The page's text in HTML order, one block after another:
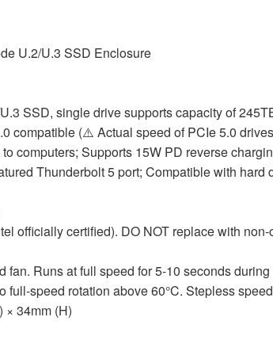
U.2/U.3 SSD Enclosure
SSD, single drive supports capacity of
compatible (⚠️ Actual speed of PCIe 5.0
computers; Supports 15W PD reverse
Thunderbolt 5 port; Compatible with
officially certified). DO NOT replace with
fan. Runs at full speed for 5-10 seconds
full-speed rotation above 60°C. Stepless
× 34mm (H)